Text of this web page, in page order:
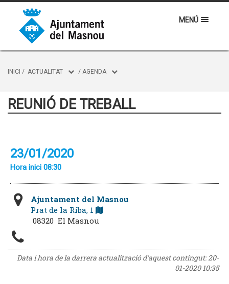
MENÚ
INICI / ACTUALITAT / AGENDA
REUNIÓ DE TREBALL
23/01/2020
Hora inici 08:30
Ajuntament del Masnou
Prat de la Riba, 1
08320 El Masnou
Data i hora de la darrera actualització d'aquest contingut:20-
01-2020 10:35